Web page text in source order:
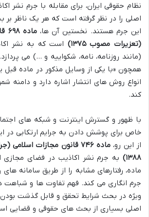
نظام حقوقی ایران، برای مقابله با جرم نشر
اصلی را در نظر گرفته است که هر یک ناظر بر
این جرم هستند. نخستین آن ها،
(تعزیرات مصوب ۱۳۷۵)
است که به نشر
(مانند روزنامه، نامه، شکواییه و …) می
همچون «با یکی از وسایل مذکور در ماده قبل
انواع روش های انتشار اشاره دارد و دامنه
کند.
با ظهور و گسترش اینترنت و شبکه های
خاص برای پوشش دادن به جرایم ارتکابی
از این رو،
ماده ۷۴۶ قانون مجازات
۱۳۸۸)
به جرم نشر اکاذیب در فضای
ماده، رفتارهای مشابه را از طریق سامانه های
جرم انگاری می کند. فهم تفاوت ها و شباهت
ویژه در بحث شرایط تحقق و قابل گذشت بودن
اصلی بسیاری از بحث های حقوقی و قضایی